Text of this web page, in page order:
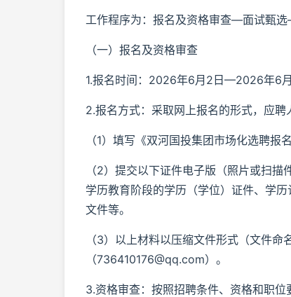
工作程序为：报名及资格审查—面试甄
（一）报名及资格审查
1.报名时间：2026年6月2日—2026年6月
2.报名方式：采取网上报名的形式，应聘
（1）填写《双河国投集团市场化选聘报
（2）提交以下证件电子版（照片或扫
学历教育阶段的学历（学位）证件、学
文件等。
（3）以上材料以压缩文件形式（文件
（736410176@qq.com）。
3.资格审查：按照招聘条件、资格和职